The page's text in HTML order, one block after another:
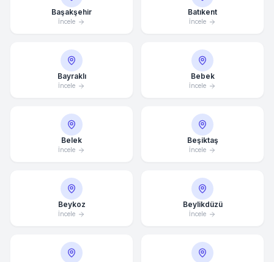
Başakşehir
İncele
Batıkent
İncele
Bayraklı
İncele
Bebek
İncele
Belek
İncele
Beşiktaş
İncele
Beykoz
İncele
Beylikdüzü
İncele